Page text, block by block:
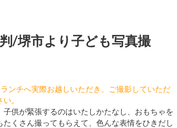
/堺市より子ども写真撮
ンチへ実際お越しいただき、ご撮影していただ
。
供が緊張するのはいたしかたなし、おもちゃを
くさん撮ってもらえて、色んな表情をひきだし